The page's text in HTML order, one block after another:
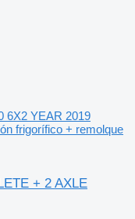
6X2 YEAR 2019
frigorífico + remolque
+ 2 AXLE